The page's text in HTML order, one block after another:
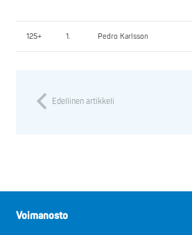
125+ 1. Pedro Karlsson
Edellinen artikkeli
Voimanosto